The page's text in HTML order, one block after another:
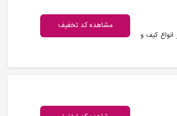
خرید 1 میلون تومان از انواع کیف و
مشاهده کد تخفیف